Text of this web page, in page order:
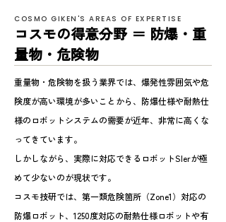
COSMO GIKEN'S AREAS OF EXPERTISE
コスモの得意分野 ＝ 防爆・重
量物・危険物
重量物・危険物を扱う業界では、爆発性雰囲気や危
険度が高い環境が多いことから、 防爆仕様や耐熱仕
様のロボットシステムの需要が近年、非常に高くな
ってきています。
しかしながら、実際に対応できるロボットSIerが極
めて少ないのが現状です。
コスモ技研では、第一類危険箇所（Zone1）対応の
防爆ロボット、 1250度対応の耐熱仕様ロボットや有